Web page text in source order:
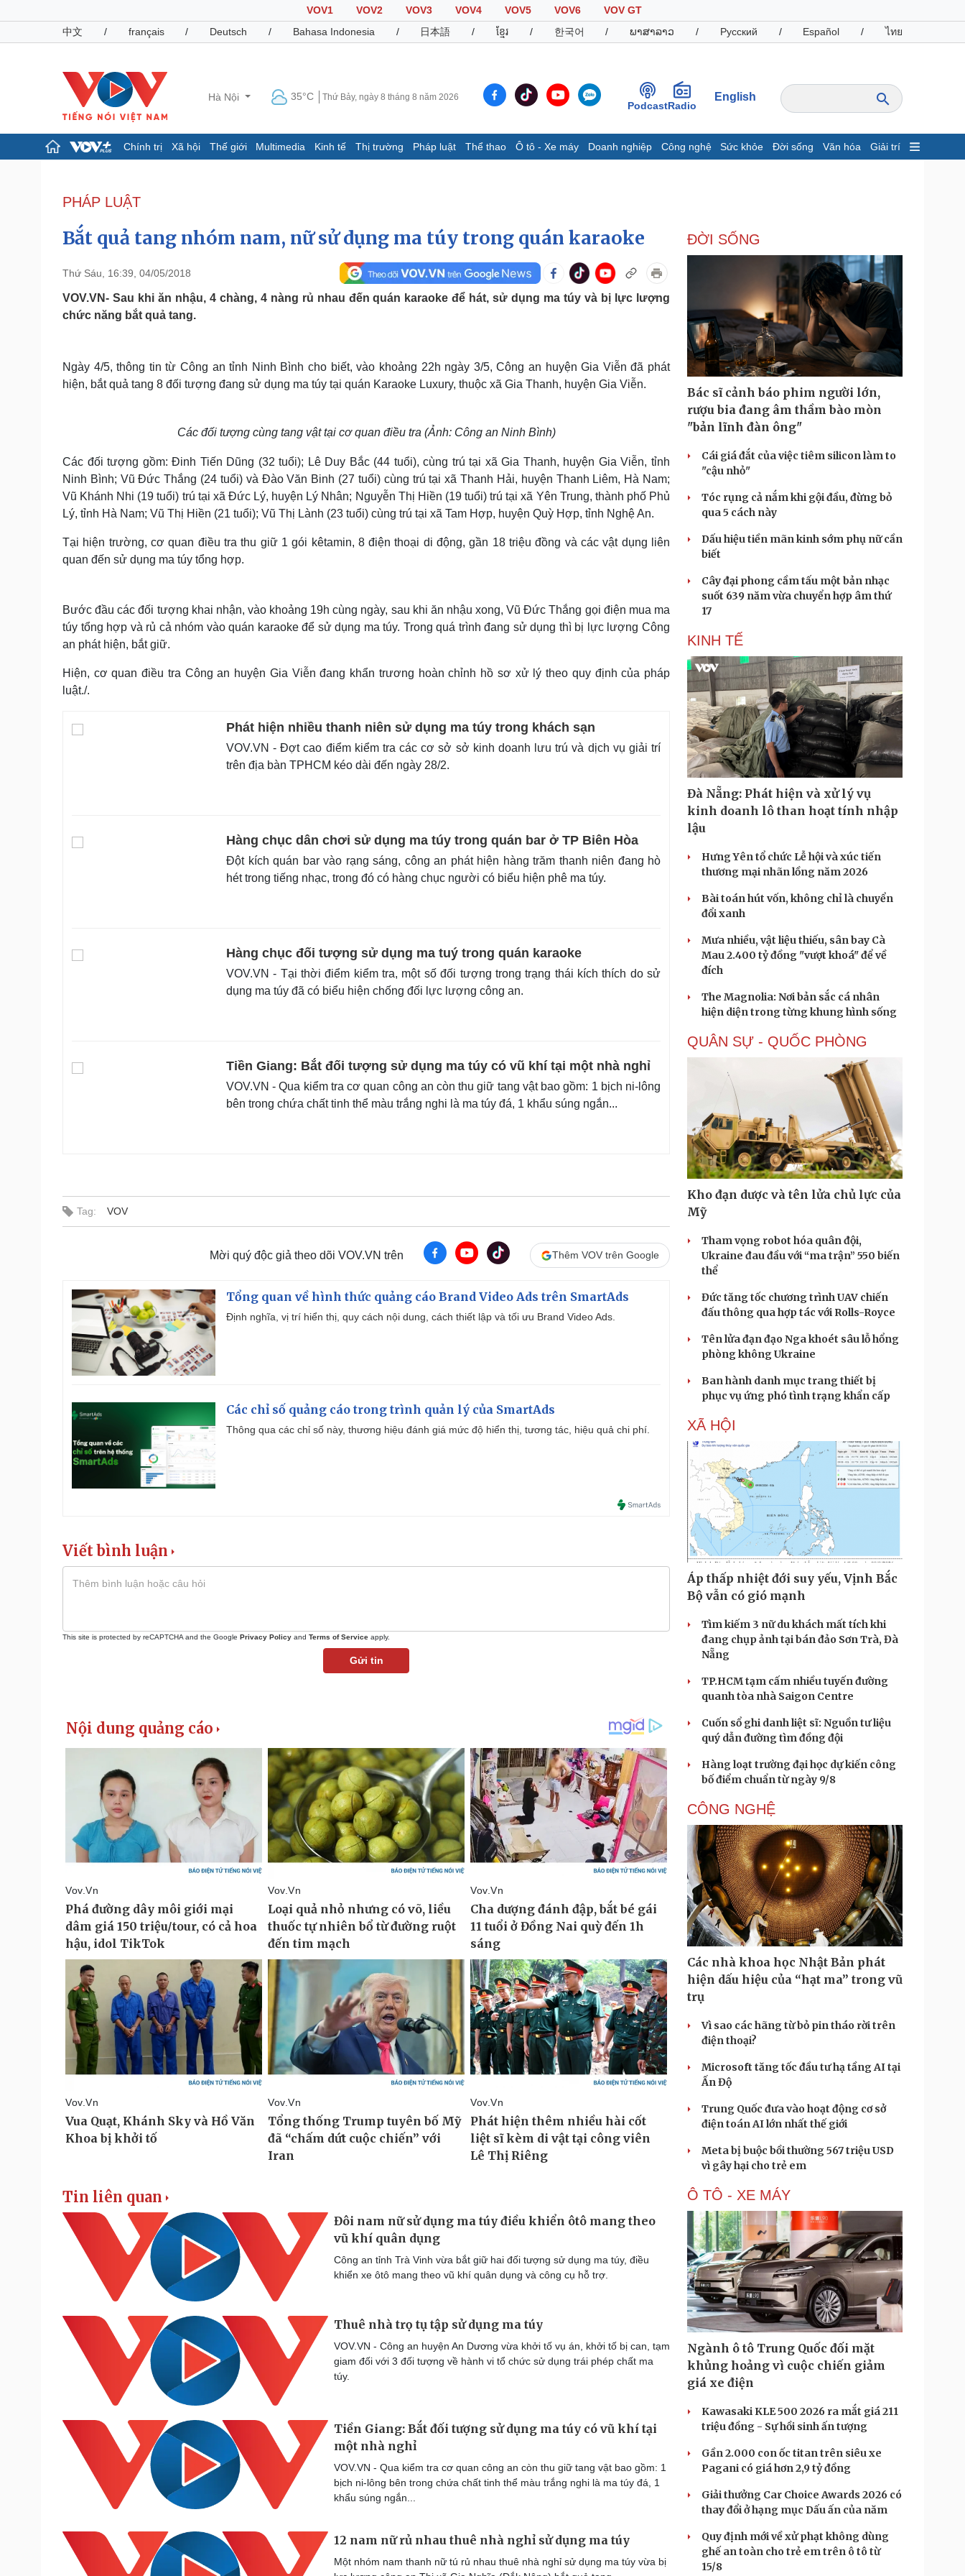
VOV1 VOV2 VOV3 VOV4 VOV5 VOV6
VOV GT
中文
/ français / Deutsch / Bahasa Indonesia / 日本語 / ខ្មែរ / 한국어 / ພາສາລາວ / Русский / Español / ไทย
Hà Nội 35°C Thứ Bảy, ngày 8 tháng 8 năm 2026
PodcastRadio
English
Chính trị Xã hội Thế giới Multimedia Kinh tế Thị trường Pháp luật Thể thao Ô tô - Xe máy Doanh nghiệp Công nghệ Sức khỏe Đời sống Văn hóa Giải trí
Đảng
Tổ chức nhân sự
Quốc hội
Nhận diện sự thật
Dấu ấn VOV
Infographic
Giá cà phê
Pháp luật
Vụ án
Quân sự - Quốc phòng
Thể thao
eSports
Ô tô - Xe máy
Doanh nghiệp
Thông tin doanh nghiệp
Doanh nghiệp 24h
Doanh nhân
Vì cộng đồng
Công nghệ
Sành điệu
Tin Công nghệ
Trải nghiệm
Chuyển đổi số
Nhi khoa
Nam khoa
Làm đẹp - giảm cân
Phòng mạch online
Blog
Văn học
Di sản
Thời trang
Podcast
Đọc truyện đêm khuya
Cửa sổ tình yêu
Kể chuyện cho bé
Cải chính
PHÁP LUẬT
Bắt quả tang nhóm nam, nữ sử dụng ma túy trong quán karaoke
Thứ Sáu, 16:39, 04/05/2018
VOV.VN- Sau khi ăn nhậu, 4 chàng, 4 nàng rủ nhau đến quán karaoke để hát, sử dụng ma túy và bị lực lượng
chức năng bắt quả tang.
Ngày 4/5, thông tin từ Công an tỉnh Ninh Bình cho biết, vào khoảng 22h ngày 3/5, Công an huyện Gia Viễn đã phát
hiện, bắt quả tang 8 đối tượng đang sử dụng ma túy tại quán Karaoke Luxury, thuộc xã Gia Thanh, huyện Gia Viễn.
Các đối tượng cùng tang vật tại cơ quan điều tra (Ảnh: Công an Ninh Bình)
Các đối tượng gồm: Đinh Tiến Dũng (32 tuổi); Lê Duy Bắc (44 tuổi), cùng trú tại xã Gia Thanh, huyện Gia Viễn, tỉnh
Ninh Bình; Vũ Đức Thắng (24 tuổi) và Đào Văn Binh (27 tuổi) cùng trú tại xã Thanh Hải, huyện Thanh Liêm, Hà Nam;
Vũ Khánh Nhi (19 tuổi) trú tại xã Đức Lý, huyện Lý Nhân; Nguyễn Thị Hiền (19 tuổi) trú tại xã Yên Trung, thành phố Phủ
Lý, tỉnh Hà Nam; Vũ Thị Hiền (21 tuổi); Vũ Thị Lành (23 tuổi) cùng trú tại xã Tam Hợp, huyện Quỳ Hợp, tỉnh Nghệ An.
Tại hiện trường, cơ quan điều tra thu giữ 1 gói kêtamin, 8 điện thoại di động, gần 18 triệu đồng và các vật dụng liên
quan đến sử dụng ma túy tổng hợp.
Bước đầu các đối tượng khai nhận, vào khoảng 19h cùng ngày, sau khi ăn nhậu xong, Vũ Đức Thắng gọi điện mua ma
túy tổng hợp và rủ cả nhóm vào quán karaoke để sử dụng ma túy. Trong quá trình đang sử dụng thì bị lực lượng Công
an phát hiện, bắt giữ.
Hiện, cơ quan điều tra Công an huyện Gia Viễn đang khẩn trương hoàn chỉnh hồ sơ xử lý theo quy định của pháp
luật./.
Phát hiện nhiều thanh niên sử dụng ma túy trong khách sạn
VOV.VN - Đợt cao điểm kiểm tra các cơ sở sở kinh doanh lưu trú và dịch vụ giải trí
trên địa bàn TPHCM kéo dài đến ngày 28/2.
Hàng chục dân chơi sử dụng ma túy trong quán bar ở TP Biên Hòa
Đột kích quán bar vào rạng sáng, công an phát hiện hàng trăm thanh niên đang hò
hét trong tiếng nhạc, trong đó có hàng chục người có biểu hiện phê ma túy.
Hàng chục đối tượng sử dụng ma tuý trong quán karaoke
VOV.VN - Tại thời điểm kiểm tra, một số đối tượng trong trạng thái kích thích do sử
dụng ma túy đã có biểu hiện chống đối lực lượng công an.
Tiền Giang: Bắt đối tượng sử dụng ma túy có vũ khí tại một nhà nghỉ
VOV.VN - Qua kiểm tra cơ quan công an còn thu giữ tang vật bao gồm: 1 bịch ni-lông
bên trong chứa chất tinh thể màu trắng nghi là ma túy đá, 1 khẩu súng ngắn...
Tag: VOV
Mời quý độc giả theo dõi VOV.VN trên Thêm VOV trên Google
Tổng quan về hình thức quảng cáo Brand Video Ads trên SmartAds
Định nghĩa, vị trí hiển thị, quy cách nội dung, cách thiết lập và tối ưu Brand Video Ads.
Các chỉ số quảng cáo trong trình quản lý của SmartAds
Thông qua các chỉ số này, thương hiệu đánh giá mức độ hiển thị, tương tác, hiệu quả chi phí.
Viết bình luận
This site is protected by reCAPTCHA and the Google Privacy Policy and Terms of Service apply.
Gửi tin
Tin liên quan
Đôi nam nữ sử dụng ma túy điều khiển ôtô mang theo
vũ khí quân dụng
Công an tỉnh Trà Vinh vừa bắt giữ hai đối tượng sử dụng ma túy, điều
khiển xe ôtô mang theo vũ khí quân dụng và công cụ hỗ trợ.
Thuê nhà trọ tụ tập sử dụng ma túy
VOV.VN - Công an huyện An Dương vừa khởi tố vụ án, khởi tố bị can, tạm
giam đối với 3 đối tượng về hành vi tổ chức sử dụng trái phép chất ma
túy.
Tiền Giang: Bắt đối tượng sử dụng ma túy có vũ khí tại
một nhà nghỉ
VOV.VN - Qua kiểm tra cơ quan công an còn thu giữ tang vật bao gồm: 1
bịch ni-lông bên trong chứa chất tinh thể màu trắng nghi là ma túy đá, 1
khẩu súng ngắn...
12 nam nữ rủ nhau thuê nhà nghỉ sử dụng ma túy
Một nhóm nam thanh nữ tú rủ nhau thuê nhà nghỉ sử dụng ma túy vừa bị
ĐỜI SỐNG
Bác sĩ cảnh báo phim người lớn,
rượu bia đang âm thầm bào mòn
"bản lĩnh đàn ông"
Cái giá đắt của việc tiêm silicon làm to
"cậu nhỏ"
Tóc rụng cả nắm khi gội đầu, đừng bỏ
qua 5 cách này
Dấu hiệu tiền mãn kinh sớm phụ nữ cần
biết
Cây đại phong cầm tấu một bản nhạc
suốt 639 năm vừa chuyển hợp âm thứ
17
KINH TẾ
Đà Nẵng: Phát hiện và xử lý vụ
kinh doanh lô than hoạt tính nhập
lậu
Hưng Yên tổ chức Lễ hội và xúc tiến
thương mại nhãn lồng năm 2026
Bài toán hút vốn, không chỉ là chuyển
đổi xanh
Mưa nhiều, vật liệu thiếu, sân bay Cà
Mau 2.400 tỷ đồng "vượt khoá" để về
đích
The Magnolia: Nơi bản sắc cá nhân
hiện diện trong từng khung hình sống
QUÂN SỰ - QUỐC PHÒNG
Kho đạn dược và tên lửa chủ lực của
Mỹ
Tham vọng robot hóa quân đội,
Ukraine đau đầu với “ma trận” 550 biến
thể
Đức tăng tốc chương trình UAV chiến
đấu thông qua hợp tác với Rolls-Royce
Tên lửa đạn đạo Nga khoét sâu lỗ hổng
phòng không Ukraine
Ban hành danh mục trang thiết bị
phục vụ ứng phó tình trạng khẩn cấp
XÃ HỘI
Áp thấp nhiệt đới suy yếu, Vịnh Bắc
Bộ vẫn có gió mạnh
Tìm kiếm 3 nữ du khách mất tích khi
đang chụp ảnh tại bán đảo Sơn Trà, Đà
Nẵng
TP.HCM tạm cấm nhiều tuyến đường
quanh tòa nhà Saigon Centre
Cuốn sổ ghi danh liệt sĩ: Nguồn tư liệu
quý dẫn đường tìm đồng đội
Hàng loạt trường đại học dự kiến công
bố điểm chuẩn từ ngày 9/8
CÔNG NGHỆ
Các nhà khoa học Nhật Bản phát
hiện dấu hiệu của “hạt ma” trong vũ
trụ
Vì sao các hãng từ bỏ pin tháo rời trên
điện thoại?
Microsoft tăng tốc đầu tư hạ tầng AI tại
Ấn Độ
Trung Quốc đưa vào hoạt động cơ sở
điện toán AI lớn nhất thế giới
Meta bị buộc bồi thường 567 triệu USD
vì gây hại cho trẻ em
Ô TÔ - XE MÁY
Ngành ô tô Trung Quốc đối mặt
khủng hoảng vì cuộc chiến giảm
giá xe điện
Kawasaki KLE 500 2026 ra mắt giá 211
triệu đồng - Sự hồi sinh ấn tượng
Gần 2.000 con ốc titan trên siêu xe
Pagani có giá hơn 2,9 tỷ đồng
Giải thưởng Car Choice Awards 2026 có
thay đổi ở hạng mục Dấu ấn của năm
Quy định mới về xử phạt không dùng
ghế an toàn cho trẻ em trên ô tô từ
15/8